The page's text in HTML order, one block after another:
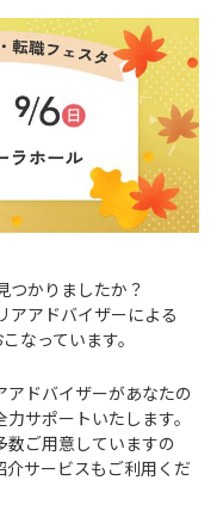
つかりましたか？
アアドバイザーによる
なっています。
アドバイザーがあなたの
サポートいたします。
数ご用意していますの
介サービスもご利用くだ